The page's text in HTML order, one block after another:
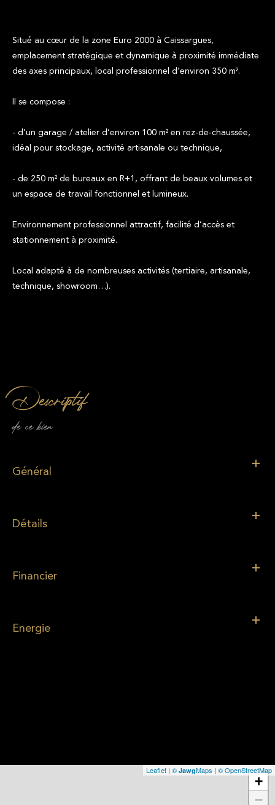
Situé au cœur de la zone Euro 2000 à Caissargues,
emplacement stratégique et dynamique à proximité immédiate
des axes principaux, local professionnel d’environ 350 m².
Il se compose :
- d’un garage / atelier d’environ 100 m² en rez-de-chaussée,
idéal pour stockage, activité artisanale ou technique,
- de 250 m² de bureaux en R+1, offrant de beaux volumes et
un espace de travail fonctionnel et lumineux.
Environnement professionnel attractif, facilité d’accès et
stationnement à proximité.
Local adapté à de nombreuses activités (tertiaire, artisanale,
technique, showroom…).
descriptif
de ce bien
Général
Détails
Financier
Energie
+
−
Leaflet | © JawgMaps | © OpenStreetMap